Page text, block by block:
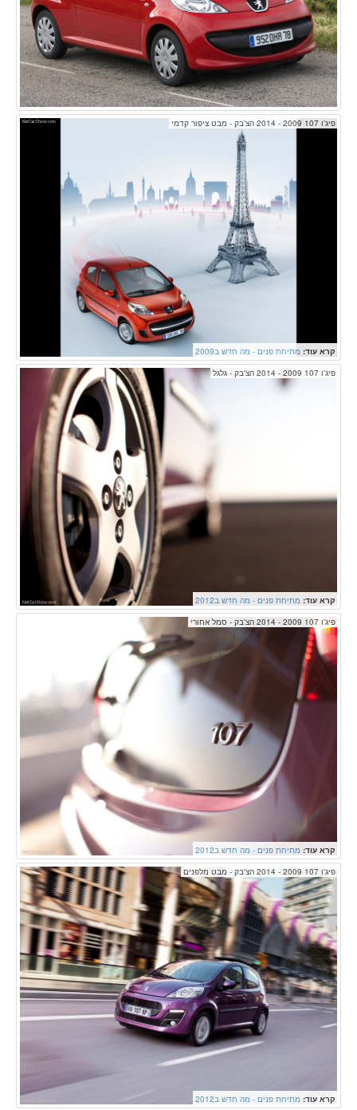
פיג'ו 107 2009 - 2014 הצ'בק - מבט ציפור קדמי
קרא עוד: מתיחת פנים - מה חדש ב2009
פיג'ו 107 2009 - 2014 הצ'בק - גלגל
קרא עוד: מתיחת פנים - מה חדש ב2012
פיג'ו 107 2009 - 2014 הצ'בק - סמל אחורי
קרא עוד: מתיחת פנים - מה חדש ב2012
פיג'ו 107 2009 - 2014 הצ'בק - מבט מלפנים
קרא עוד: מתיחת פנים - מה חדש ב2012